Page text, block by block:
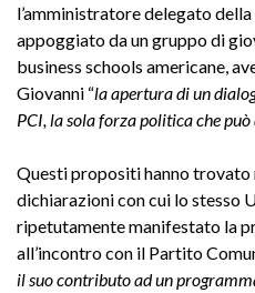
l’amministratore delegato
appoggiato da un gruppo di
business schools americane,
Giovanni “la apertura di un
PCI, la sola forza politica che
Questi propositi hanno trovato
dichiarazioni con cui lo stesso
ripetutamente manifestato la
all’incontro con il Partito
il suo contributo ad un